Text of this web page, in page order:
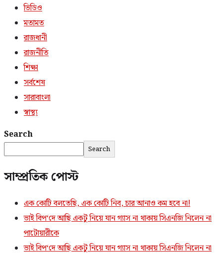
ভিডিও
মতামত
রাজধানী
রাজনীতি
শিক্ষা
সর্বশেষ
সারাবাংলা
স্বাস্থ্য
Search
Search
সাম্প্রতিক পোস্ট
এক কোটি বলতেছি, এক কোটি নিব, চার আনাও কম হবে না!
ভাই বিপ‘দে আছি একটু নিয়ে যান গ্যাস না থাকায় সিএনজি নিলেন না
পাটোয়ারীকে
ভাই বিপ‘দে আছি একটু নিয়ে যান গ্যাস না থাকায় সিএনজি নিলেন না